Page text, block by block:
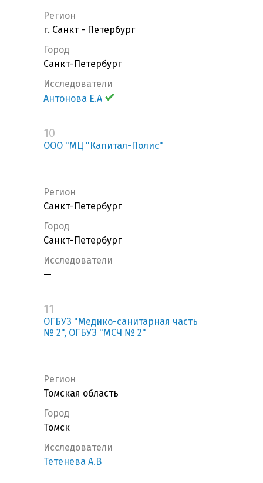
Регион
г. Санкт - Петербург
Город
Санкт-Петербург
Исследователи
Антонова Е.А
10
ООО "МЦ "Капитал-Полис"
Регион
Санкт-Петербург
Город
Санкт-Петербург
Исследователи
—
11
ОГБУЗ "Медико-санитарная часть
№ 2", ОГБУЗ "МСЧ № 2"
Регион
Томская область
Город
Томск
Исследователи
Тетенева А.В